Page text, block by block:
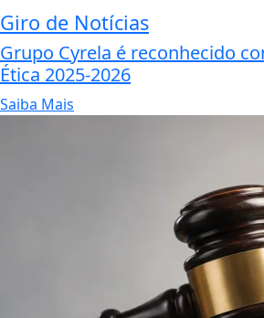
Giro de Notícias
Grupo Cyrela é reconhecido
Ética 2025-2026
Saiba Mais